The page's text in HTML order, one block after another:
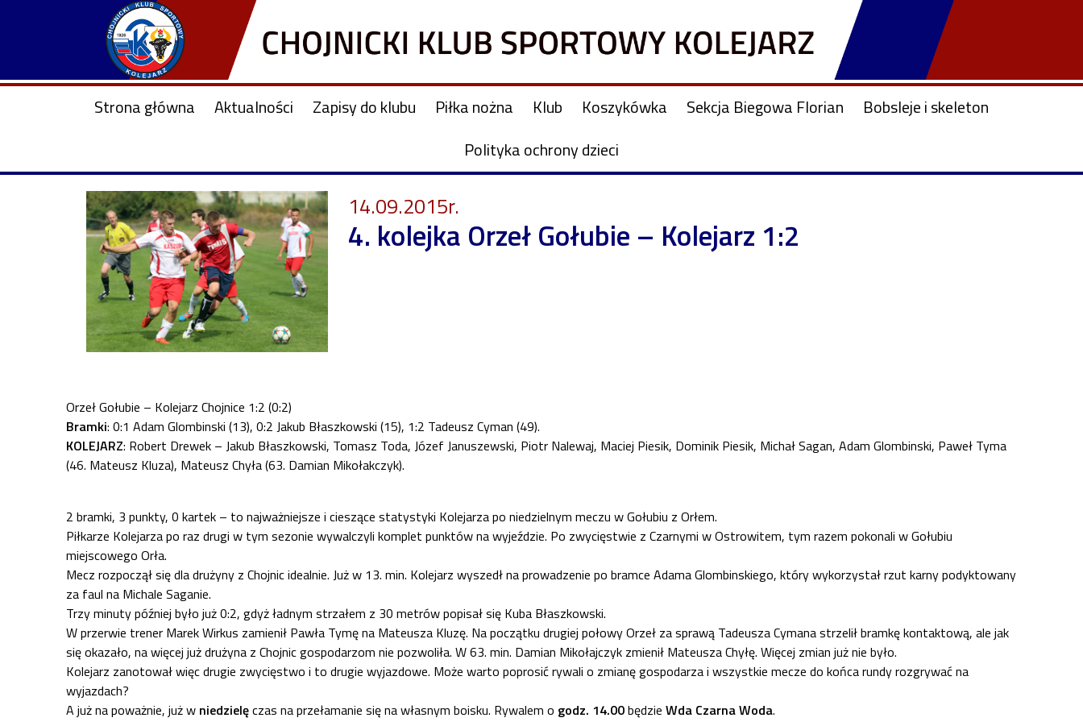
Strona główna Aktualności Zapisy do klubu Piłka nożna Klub Koszykówka Sekcja Biegowa Florian
Bobsleje i skeleton
Polityka ochrony dzieci
14.09.2015r.
4. kolejka Orzeł Gołubie – Kolejarz 1:2
Orzeł Gołubie – Kolejarz Chojnice 1:2 (0:2)
Bramki: 0:1 Adam Glombinski (13), 0:2 Jakub Błaszkowski (15), 1:2 Tadeusz Cyman (49).
KOLEJARZ: Robert Drewek – Jakub Błaszkowski, Tomasz Toda, Józef Januszewski, Piotr Nalewaj, Maciej Piesik, Dominik Piesik, Michał Sagan, Adam Glombinski, Paweł Tyma
(46. Mateusz Kluza), Mateusz Chyła (63. Damian Mikołakczyk).
2 bramki, 3 punkty, 0 kartek – to najważniejsze i cieszące statystyki Kolejarza po niedzielnym meczu w Gołubiu z Orłem.
Piłkarze Kolejarza po raz drugi w tym sezonie wywalczyli komplet punktów na wyjeździe. Po zwycięstwie z Czarnymi w Ostrowitem, tym razem pokonali w Gołubiu
miejscowego Orła.
Mecz rozpoczął się dla drużyny z Chojnic idealnie. Już w 13. min. Kolejarz wyszedł na prowadzenie po bramce Adama Glombinskiego, który wykorzystał rzut karny podyktowany
za faul na Michale Saganie.
Trzy minuty później było już 0:2, gdyż ładnym strzałem z 30 metrów popisał się Kuba Błaszkowski.
W przerwie trener Marek Wirkus zamienił Pawła Tymę na Mateusza Kluzę. Na początku drugiej połowy Orzeł za sprawą Tadeusza Cymana strzelił bramkę kontaktową, ale jak
się okazało, na więcej już drużyna z Chojnic gospodarzom nie pozwoliła. W 63. min. Damian Mikołajczyk zmienił Mateusza Chyłę. Więcej zmian już nie było.
Kolejarz zanotował więc drugie zwycięstwo i to drugie wyjazdowe. Może warto poprosić rywali o zmianę gospodarza i wszystkie mecze do końca rundy rozgrywać na
wyjazdach?
A już na poważnie, już w niedzielęczas na przełamanie się na własnym boisku. Rywalem o godz. 14.00będzie Wda Czarna Woda.